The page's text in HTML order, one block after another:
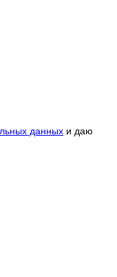
данных и даю